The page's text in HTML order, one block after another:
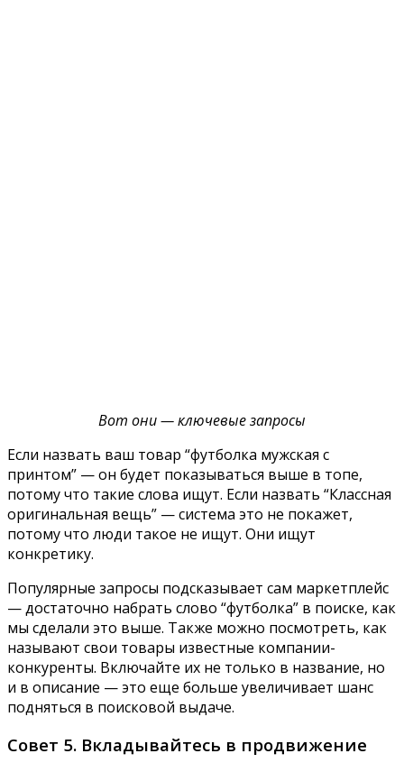
Вот они — ключевые запросы
Если назвать ваш товар “футболка мужская с
принтом” — он будет показываться выше в топе,
потому что такие слова ищут. Если назвать “Классная
оригинальная вещь” — система это не покажет,
потому что люди такое не ищут. Они ищут
конкретику.
Популярные запросы подсказывает сам маркетплейс
— достаточно набрать слово “футболка” в поиске, как
мы сделали это выше. Также можно посмотреть, как
называют свои товары известные компании-
конкуренты. Включайте их не только в название, но
и в описание — это еще больше увеличивает шанс
подняться в поисковой выдаче.
Совет 5. Вкладывайтесь в продвижение